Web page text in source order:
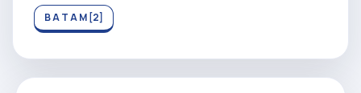
B A T A M [2]